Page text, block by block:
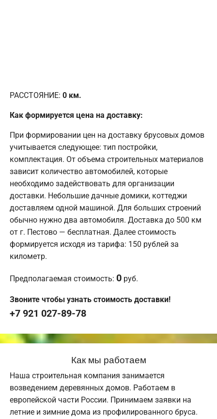
РАССТОЯНИЕ: 0 км.
Как формируется цена на доставку:
При формировании цен на доставку брусовых домов
учитывается следующее: тип постройки,
комплектация. От объема строительных материалов
зависит количество автомобилей, которые
необходимо задействовать для организации
доставки. Небольшие дачные домики, коттеджи
доставляем одной машиной. Для больших строений
обычно нужно два автомобиля. Доставка до 500 км
от г. Пестово — бесплатная. Далее стоимость
формируется исходя из тарифа: 150 рублей за
километр.
Предполагаемая стоимость: 0 руб.
Звоните чтобы узнать стоимость доставки!
+7 921 027-89-78
Как мы работаем
Наша строительная компания занимается
возведением деревянных домов. Работаем в
европейской части России. Принимаем заявки на
летние и зимние дома из профилированного бруса.